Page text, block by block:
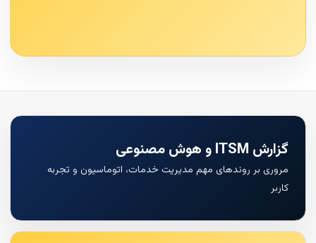
گزارش ITSM و هوش مصنوعی
مروری بر روندهای مهم مدیریت خدمات، اتوماسیون و تجربه
کاربر